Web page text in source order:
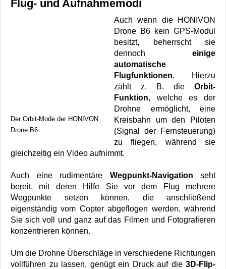
Flug- und Aufnahmemodi
Der Orbit-Mode der HONIVON
Drone B6.
Auch wenn die HONIVON
Drone B6 kein GPS-Modul
besitzt, beherrscht sie
dennoch einige
automatische
Flugfunktionen. Hierzu
zählt z. B. die Orbit-
Funktion, welche es der
Drohne ermöglicht, eine
Kreisbahn um den Piloten
(Signal der Fernsteuerung)
zu fliegen, während sie
gleichzeitig ein Video aufnimmt.
Auch eine rudimentäre Wegpunkt-Navigation seht
bereit, mit deren Hilfe Sie vor dem Flug mehrere
Wegpunkte setzen können, die anschließend
eigenständig vom Copter abgeflogen werden, während
Sie sich voll und ganz auf das Filmen und Fotografieren
konzentrieren können.
Um die Drohne Überschläge in verschiedene Richtungen
vollführen zu lassen, genügt ein Druck auf die 3D-Flip-